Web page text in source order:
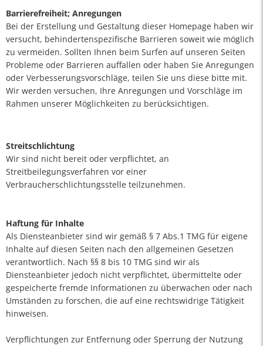
Barrierefreiheit; Anregungen
Bei der Erstellung und Gestaltung dieser Homepage haben wir
versucht, behindertenspezifische Barrieren soweit wie möglich
zu vermeiden. Sollten Ihnen beim Surfen auf unseren Seiten
Probleme oder Barrieren auffallen oder haben Sie Anregungen
oder Verbesserungsvorschläge, teilen Sie uns diese bitte mit.
Wir werden versuchen, Ihre Anregungen und Vorschläge im
Rahmen unserer Möglichkeiten zu berücksichtigen.
Streitschlichtung
Wir sind nicht bereit oder verpflichtet, an
Streitbeilegungsverfahren vor einer
Verbraucherschlichtungsstelle teilzunehmen.
Haftung für Inhalte
Als Diensteanbieter sind wir gemäß § 7 Abs.1 TMG für eigene
Inhalte auf diesen Seiten nach den allgemeinen Gesetzen
verantwortlich. Nach §§ 8 bis 10 TMG sind wir als
Diensteanbieter jedoch nicht verpflichtet, übermittelte oder
gespeicherte fremde Informationen zu überwachen oder nach
Umständen zu forschen, die auf eine rechtswidrige Tätigkeit
hinweisen.
Verpflichtungen zur Entfernung oder Sperrung der Nutzung